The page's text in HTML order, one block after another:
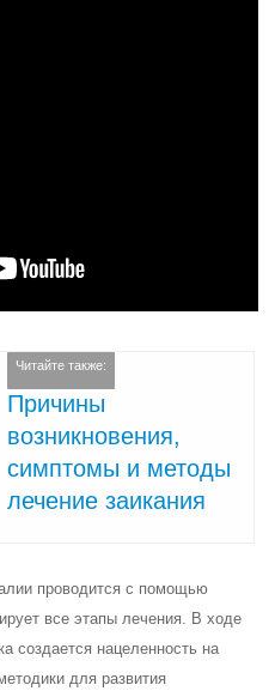
Читайте также:
Причины
возникновения,
симптомы и методы
лечение заикания
проводится с помощью
все этапы лечения. В ходе
создается нацеленность на
для развития